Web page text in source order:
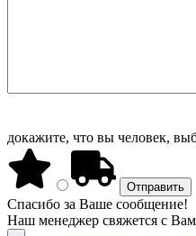
докажите, что вы человек,
Спасибо за Ваше сообщение!
Наш менеджер свяжется с